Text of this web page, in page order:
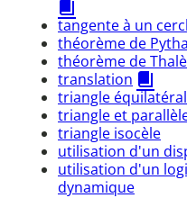
tangente à un
théorème de
théorème de
translation
triangle équilatéral
triangle et
triangle isocèle
utilisation d'un
utilisation d'un
dynamique